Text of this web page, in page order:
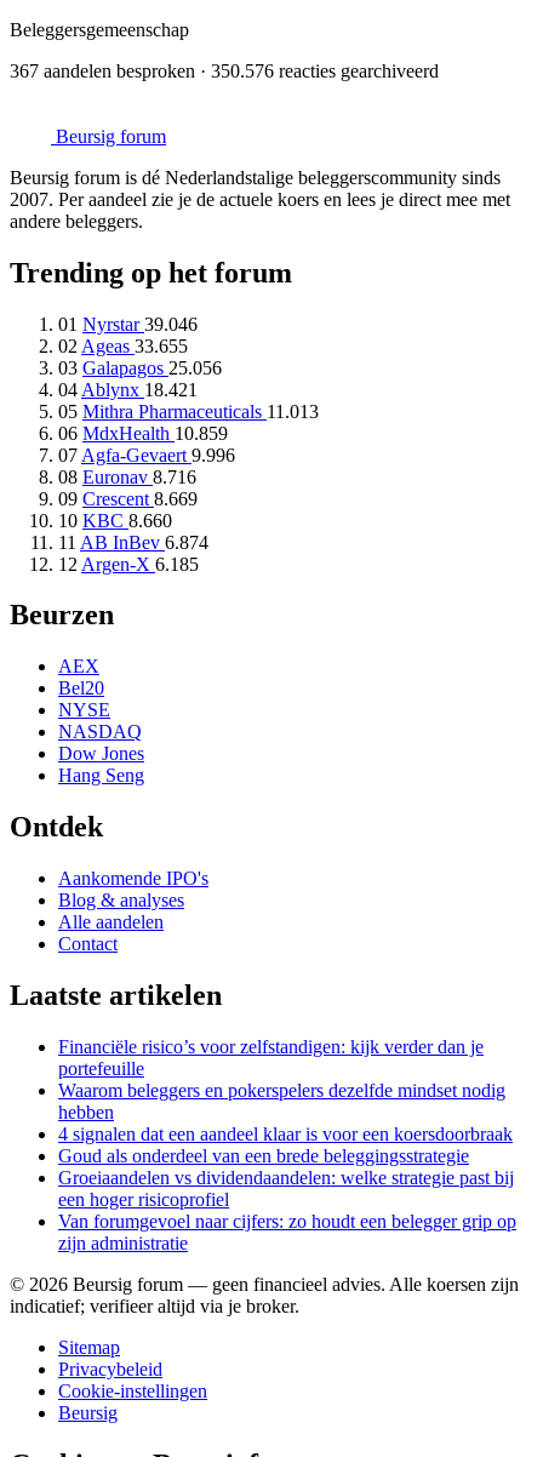
Beleggersgemeenschap
367 aandelen besproken · 350.576 reacties gearchiveerd
Beursig forum
Beursig forum is dé Nederlandstalige beleggerscommunity sinds
2007. Per aandeel zie je de actuele koers en lees je direct mee met
andere beleggers.
Trending op het forum
01 Nyrstar39.046
02 Ageas 33.655
03 Galapagos 25.056
04 Ablynx 18.421
05 Mithra Pharmaceuticals 11.013
06 MdxHealth 10.859
07 Agfa-Gevaert 9.996
08 Euronav 8.716
09 Crescent 8.669
10 KBC 8.660
11 AB InBev 6.874
12 Argen-X 6.185
Beurzen
AEX
Bel20
NYSE
NASDAQ
Dow Jones
Hang Seng
Ontdek
Aankomende IPO's
Blog & analyses
Alle aandelen
Contact
Laatste artikelen
Financiële risico’s voor zelfstandigen: kijk verder dan je
portefeuille
Waarom beleggers en pokerspelers dezelfde mindset nodig
hebben
4 signalen dat een aandeel klaar is voor een koersdoorbraak
Goud als onderdeel van een brede beleggingsstrategie
Groeiaandelen vs dividendaandelen: welke strategie past bij
een hoger risicoprofiel
Van forumgevoel naar cijfers: zo houdt een belegger grip op
zijn administratie
© 2026 Beursig forum — geen financieel advies. Alle koersen zijn
indicatief; verifieer altijd via je broker.
Sitemap
Privacybeleid
Cookie-instellingen
Beursig